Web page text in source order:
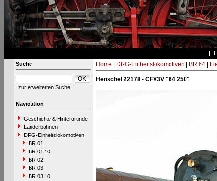
Suche
zur erweiterten Suche
Navigation
Geschichte & Hintergründe
Länderbahnen
DRG-Einheitslokomotiven
BR 01
BR 01.10
BR 02
BR 03
BR 03.10
Home DRG-Einheitslokomotiven BR 64|
Henschel 22178 - CFV3V "64 250"